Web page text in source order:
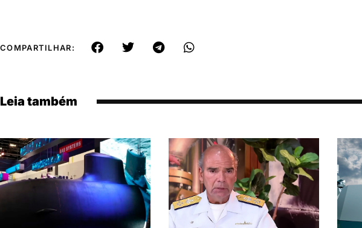
COMPARTILHAR:
Leia também